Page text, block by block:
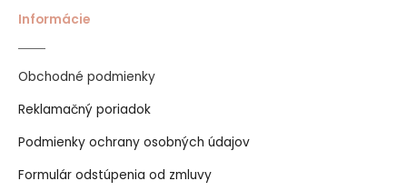
Informácie
Obchodné podmienky
Reklamačný poriadok
Podmienky ochrany osobných údajov
Formulár odstúpenia od zmluvy